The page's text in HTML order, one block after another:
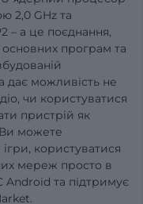
2,0 GHz та
– а це поєднання,
основних програм та
дає можливість не
чи користуватися
пристрій як
можете
користуватися
мереж просто в
та підтримує